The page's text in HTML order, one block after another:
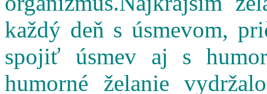
každý deň s úsmevom,
spojiť úsmev aj s
humorné želanie